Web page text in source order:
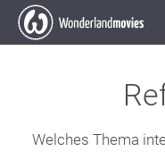
Welches Thema